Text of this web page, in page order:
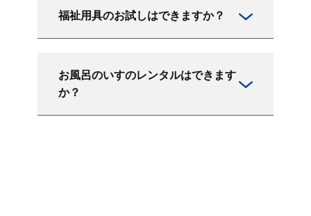
福祉用具のお試しはできますか？
お風呂のいすのレンタルはできます
か？